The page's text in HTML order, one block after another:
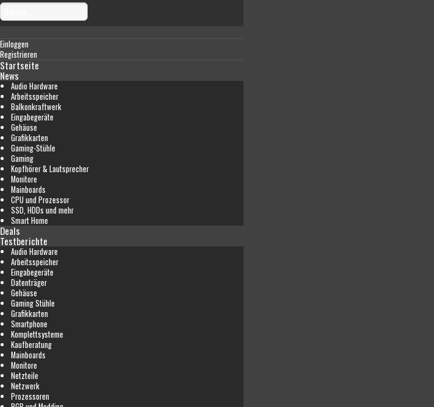
Einloggen
Registrieren
Startseite
News
Audio Hardware
Arbeitsspeicher
Balkonkraftwerk
Eingabegeräte
Gehäuse
Grafikkarten
Gaming-Stühle
Gaming
Kopfhörer & Lautsprecher
Monitore
Mainboards
CPU und Prozessor
SSD, HDDs und mehr
Smart Home
Deals
Testberichte
Audio Hardware
Arbeitsspeicher
Eingabegeräte
Datenträger
Gehäuse
Gaming Stühle
Grafikkarten
Smartphone
Komplettsysteme
Kaufberatung
Mainboards
Monitore
Netzteile
Netzwerk
Prozessoren